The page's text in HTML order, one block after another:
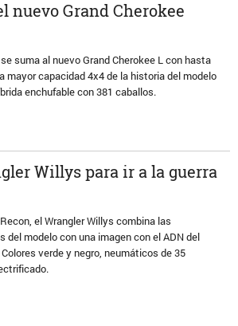
nuevo Grand Cherokee
suma al nuevo Grand Cherokee L con hasta
mayor capacidad 4x4 de la historia del modelo
enchufable con 381 caballos.
Willys para ir a la guerra
el Wrangler Willys combina las
modelo con una imagen con el ADN del
verde y negro, neumáticos de 35